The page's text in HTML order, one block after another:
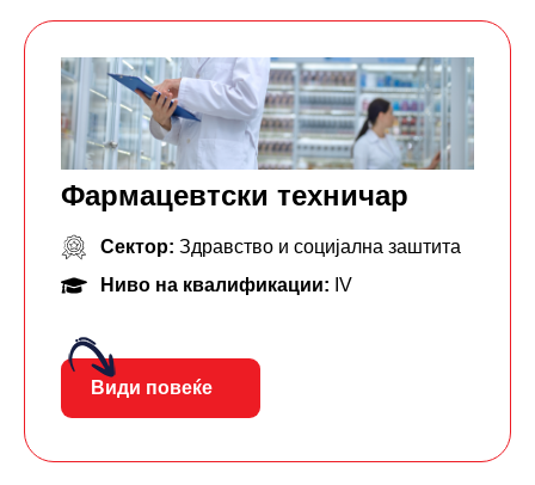
Фармацевтски тeхничар
Сектор: Здравство и социјална заштита
Ниво на квалификации: IV
Види повеќе